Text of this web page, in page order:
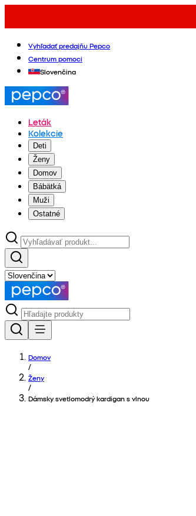
Vyhľadať predajňu Pepco
Centrum pomoci
Slovenčina
Leták
Kolekcie
Deti
Ženy
Domov
Bábätká
Muži
Ostatné
Domov
/
Ženy
/
Dámsky svetlomodrý kardigan s vlnou